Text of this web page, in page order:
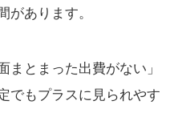
があります。
まとまった出費がない」
でもプラスに見られやす